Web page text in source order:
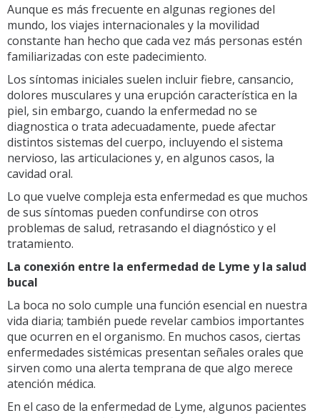
Aunque es más frecuente en algunas regiones del
mundo, los viajes internacionales y la movilidad
constante han hecho que cada vez más personas estén
familiarizadas con este padecimiento.
Los síntomas iniciales suelen incluir fiebre, cansancio,
dolores musculares y una erupción característica en la
piel, sin embargo, cuando la enfermedad no se
diagnostica o trata adecuadamente, puede afectar
distintos sistemas del cuerpo, incluyendo el sistema
nervioso, las articulaciones y, en algunos casos, la
cavidad oral.
Lo que vuelve compleja esta enfermedad es que muchos
de sus síntomas pueden confundirse con otros
problemas de salud, retrasando el diagnóstico y el
tratamiento.
La conexión entre la enfermedad de Lyme y la salud
bucal
La boca no solo cumple una función esencial en nuestra
vida diaria; también puede revelar cambios importantes
que ocurren en el organismo. En muchos casos, ciertas
enfermedades sistémicas presentan señales orales que
sirven como una alerta temprana de que algo merece
atención médica.
En el caso de la enfermedad de Lyme, algunos pacientes